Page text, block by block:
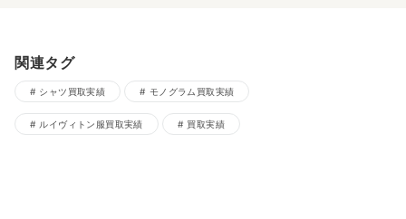
関連タグ
シャツ買取実績 モノグラム買取実績
ルイヴィトン服買取実績 買取実績